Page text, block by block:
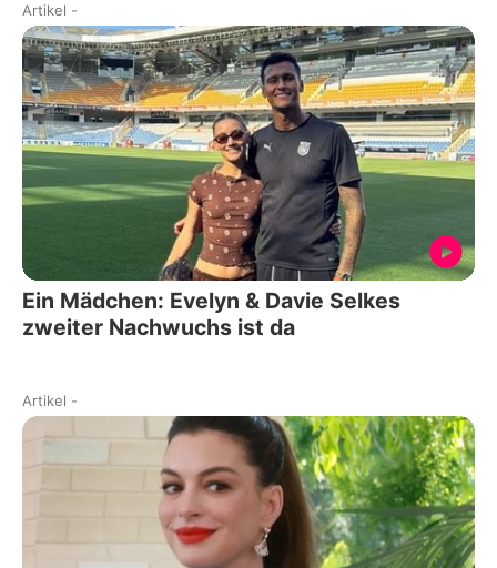
Artikel -
Ein Mädchen: Evelyn & Davie Selkes
zweiter Nachwuchs ist da
Artikel -